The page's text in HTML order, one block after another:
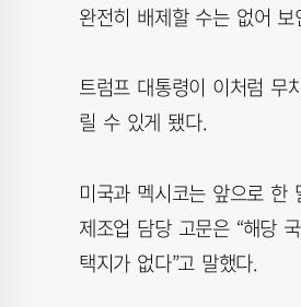
완전히 배제할 수는 없어 보
트럼프 대통령이 이처럼 무
릴 수 있게 됐다.
미국과 멕시코는 앞으로 한
제조업 담당 고문은 “해당
택지가 없다”고 말했다.